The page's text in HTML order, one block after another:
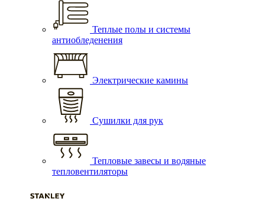
Теплые полы и системы
антиобледенения
Электрические камины
Сушилки для рук
Тепловые завесы и водяные
тепловентиляторы